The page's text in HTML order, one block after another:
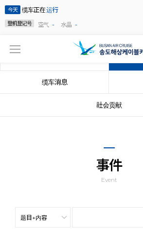
今天 缆车正在运行
登机登记号
空气 - 水晶 -
缆车消息
社会贡献
事件
Event